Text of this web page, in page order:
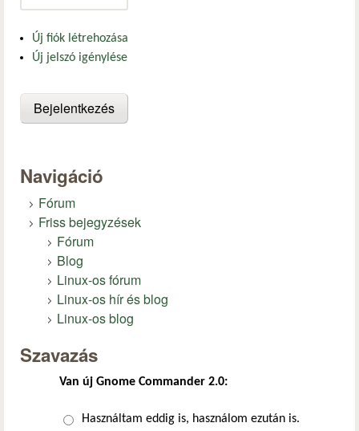
Új fiók létrehozása
Új jelszó igénylése
Navigáció
Fórum
Friss bejegyzések
Fórum
Blog
Linux-os fórum
Linux-os hír és blog
Linux-os blog
Szavazás
Van új Gnome Commander 2.0:
Választások
Használtam eddig is, használom ezután is.